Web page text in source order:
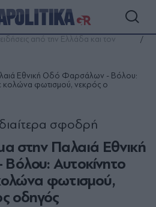
από την Ελλάδα και τον
Εθνική Οδό Φαρσάλων - Βόλου:
κολώνα φωτισμού, νεκρός ο
στην Παλαιά Εθνική
Αυτοκίνητο
φωτισμού,
οδηγός
σφοδρή